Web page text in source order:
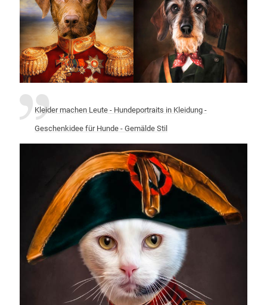
Kleider machen Leute - Hundeportraits in Kleidung -
Geschenkidee für Hunde - Gemälde Stil